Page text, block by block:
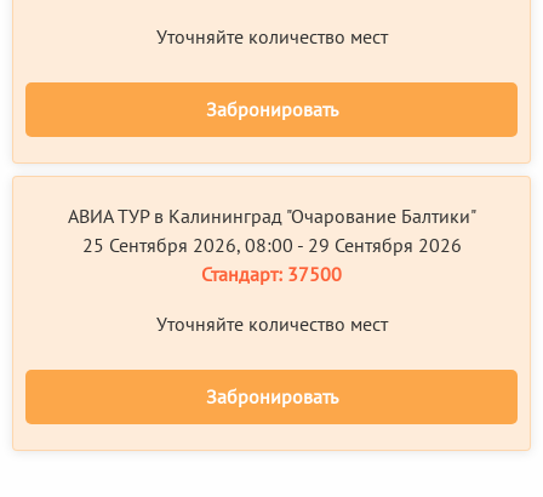
Уточняйте количество мест
Забронировать
АВИА ТУР в Калининград "Очарование Балтики"
25 Сентября 2026, 08:00 - 29 Сентября 2026
Стандарт: 37500
Уточняйте количество мест
Забронировать